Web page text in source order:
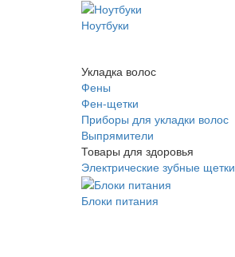
Ноутбуки
Укладка волос
Фены
Фен-щетки
Приборы для укладки волос
Выпрямители
Товары для здоровья
Электрические зубные щетки
Блоки питания